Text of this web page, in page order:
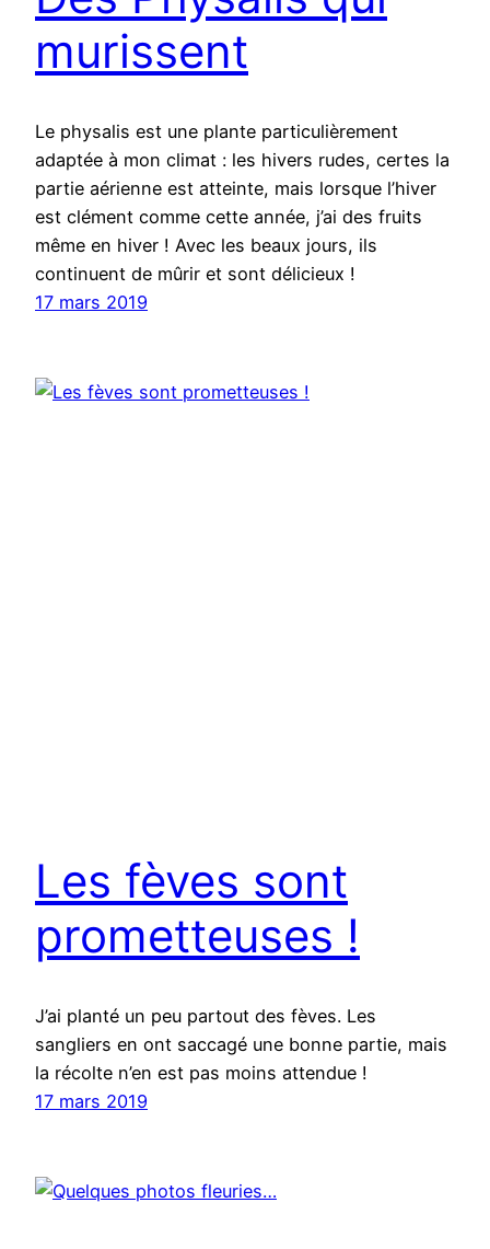
murissent
Le physalis est une plante particulièrement
adaptée à mon climat : les hivers rudes, certes la
partie aérienne est atteinte, mais lorsque l’hiver
est clément comme cette année, j’ai des fruits
même en hiver ! Avec les beaux jours, ils
continuent de mûrir et sont délicieux !
17 mars 2019
Les fèves sont
prometteuses !
J’ai planté un peu partout des fèves. Les
sangliers en ont saccagé une bonne partie, mais
la récolte n’en est pas moins attendue !
17 mars 2019